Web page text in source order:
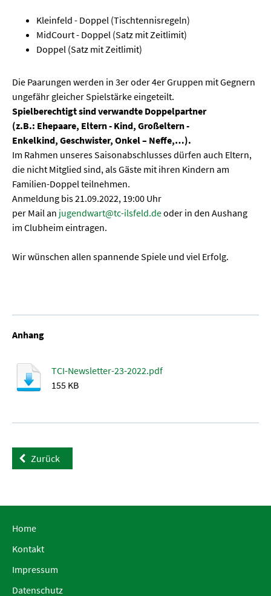
Kleinfeld - Doppel (Tischtennisregeln)
MidCourt - Doppel (Satz mit Zeitlimit)
Doppel (Satz mit Zeitlimit)
Die Paarungen werden in 3er oder 4er Gruppen mit Gegnern
ungefähr gleicher Spielstärke eingeteilt.
Spielberechtigt sind verwandte Doppelpartner
(z.B.: Ehepaare, Eltern - Kind, Großeltern -
Enkelkind, Geschwister, Onkel – Neffe,…).
Im Rahmen unseres Saisonabschlusses dürfen auch Eltern,
die nicht Mitglied sind, als Gäste mit ihren Kindern am
Familien-Doppel teilnehmen.
Anmeldung bis 21.09.2022, 19:00 Uhr
per Mail an jugendwart@tc-ilsfeld.deoder in den Aushang
im Clubheim eintragen.
Wir wünschen allen spannende Spiele und viel Erfolg.
Anhang
TCI-Newsletter-23-2022.pdf
155 KB
Zurück
Home
Kontakt
Impressum
Datenschutz